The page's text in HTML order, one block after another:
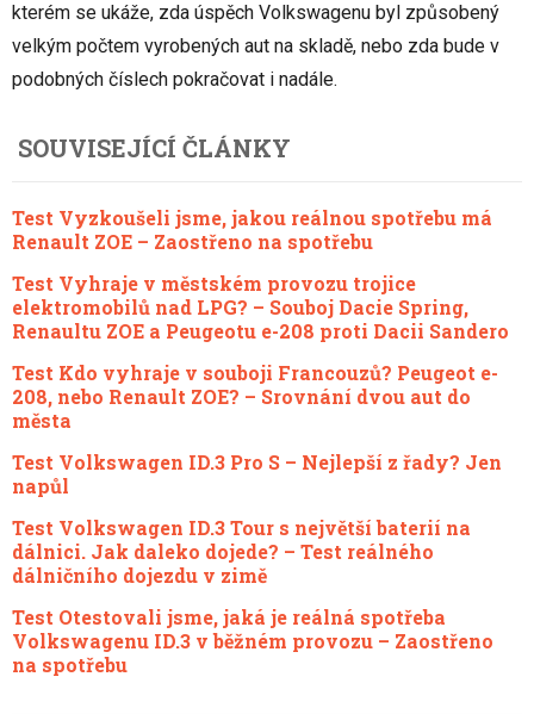
kterém se ukáže, zda úspěch Volkswagenu byl způsobený
velkým počtem vyrobených aut na skladě, nebo zda bude v
podobných číslech pokračovat i nadále.
SOUVISEJÍCÍ ČLÁNKY
Test Vyzkoušeli jsme, jakou reálnou spotřebu má
Renault ZOE – Zaostřeno na spotřebu
Test Vyhraje v městském provozu trojice
elektromobilů nad LPG? – Souboj Dacie Spring,
Renaultu ZOE a Peugeotu e-208 proti Dacii Sandero
Test Kdo vyhraje v souboji Francouzů? Peugeot e-
208, nebo Renault ZOE? – Srovnání dvou aut do
města
Test Volkswagen ID.3 Pro S – Nejlepší z řady? Jen
napůl
Test Volkswagen ID.3 Tour s největší baterií na
dálnici. Jak daleko dojede? – Test reálného
dálničního dojezdu v zimě
Test Otestovali jsme, jaká je reálná spotřeba
Volkswagenu ID.3 v běžném provozu – Zaostřeno
na spotřebu